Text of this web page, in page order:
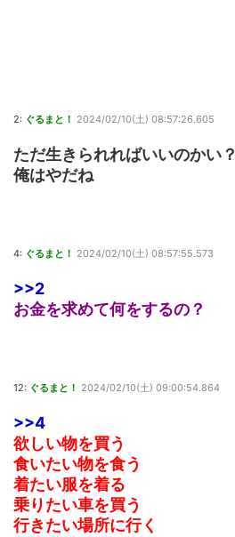
2: ぐるまと！ 2024/02/10(土) 08:57:26.605
ただ生きられればいいのかい？
俺はやだね
4: ぐるまと！ 2024/02/10(土) 08:57:55.573
>>2
お金を求めて何をするの？
12: ぐるまと！ 2024/02/10(土) 09:00:54.864
>>4
欲しい物を買う
食いたい物を食う
着たい服を着る
乗りたい車を買う
行きたい場所に行く